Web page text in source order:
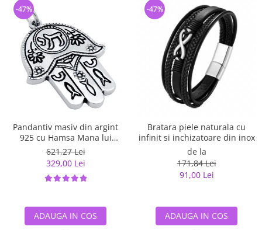
Pandantiv masiv din argint
925 cu Hamsa Mana lui
Fatima
621,27 Lei
329,00 Lei
-47%
ADAUGA IN COS
Bratara piele naturala cu
infinit si inchizatoare din inox
de la
171,84 Lei
91,00 Lei
-47%
ADAUGA IN COS